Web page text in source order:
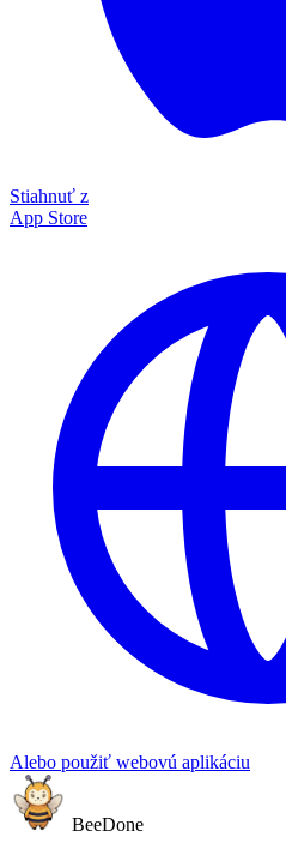
Stiahnuť z
App Store
Alebo použiť webovú aplikáciu
BeeDone